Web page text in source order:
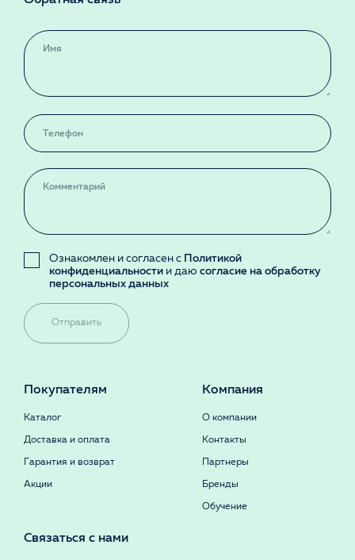
Ознакомлен и согласен с Политикой
конфиденциальности и даю согласие на обработку
персональных данных
Отправить
Покупателям
Каталог
Доставка и оплата
Гарантия и возврат
Акции
Компания
О компании
Контакты
Партнеры
Бренды
Обучение
Связаться с нами